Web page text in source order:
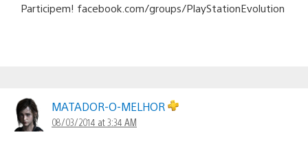
Participem! facebook.com/groups/PlayStationEvolution
MATADOR-O-MELHOR
08/03/2014 at 3:34 AM